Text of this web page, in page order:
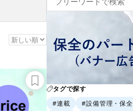
タグで探す
#連載
#設備管理・保全